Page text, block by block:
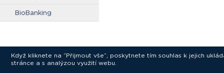
BioBanking
Když kliknete na “Přijmout vše”, poskytnete tím souhlas k jejich
stránce a s analýzou využití webu.